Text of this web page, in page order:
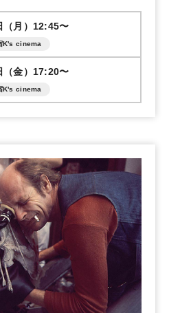
（月）12:45〜
K's cinema
（金）17:20〜
K's cinema